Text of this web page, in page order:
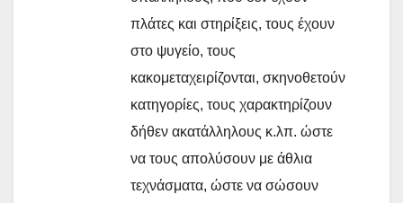
πλάτες και στηρίξεις, τους έχουν
στο ψυγείο, τους
κακομεταχειρίζονται, σκηνοθετούν
κατηγορίες, τους χαρακτηρίζουν
δήθεν ακατάλληλους κ.λπ. ώστε
να τους απολύσουν με άθλια
τεχνάσματα, ώστε να σώσουν